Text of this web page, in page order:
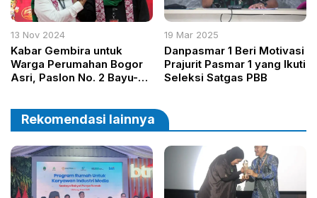
13 Nov 2024
Kabar Gembira untuk
Warga Perumahan Bogor
Asri, Paslon No. 2 Bayu-
19 Mar 2025
Danpasmar 1 Beri Motivasi
Prajurit Pasmar 1 yang Ikuti
Seleksi Satgas PBB
Rekomendasi lainnya